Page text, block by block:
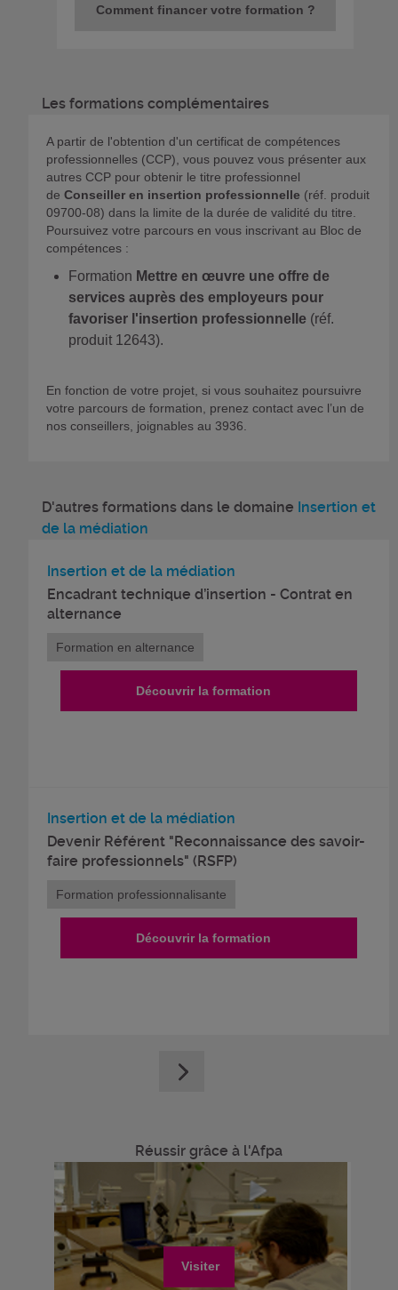
Comment financer votre formation ?
Les formations complémentaires
A partir de l'obtention d'un certificat de compétences
professionnelles (CCP), vous pouvez vous présenter aux
autres CCP pour obtenir le titre professionnel
de Conseiller en insertion professionnelle (réf. produit
09700-08) dans la limite de la durée de validité du titre.
Poursuivez votre parcours en vous inscrivant au Bloc de
compétences :
Formation Mettre en œuvre une offre de
services auprès des employeurs pour
favoriser l'insertion professionnelle (réf.
produit 12643).
En fonction de votre projet, si vous souhaitez poursuivre
votre parcours de formation, prenez contact avec l’un de
nos conseillers, joignables au 3936.
D'autres formations dans le domaine Insertion et
de la médiation
Insertion et de la médiation
Encadrant technique d’insertion - Contrat en
alternance
Formation en alternance
Découvrir la formation
Insertion et de la médiation
Devenir Référent "Reconnaissance des savoir-
faire professionnels" (RSFP)
Formation professionnalisante
Découvrir la formation
Réussir grâce à l'Afpa
Visiter